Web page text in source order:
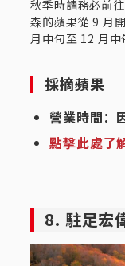
秋季時請務必前
森的蘋果從 9 月
月中旬至 12 月中
採摘蘋果
營業時間：
點擊此處了
8. 駐足宏